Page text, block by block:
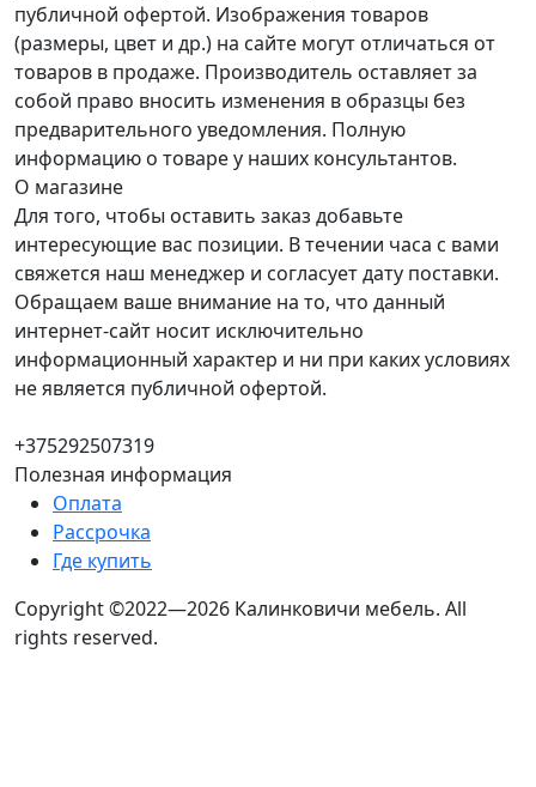
публичной офертой. Изображения товаров
(размеры, цвет и др.) на сайте могут отличаться от
товаров в продаже. Производитель оставляет за
собой право вносить изменения в образцы без
предварительного уведомления. Полную
информацию о товаре у наших консультантов.
О магазине
Для того, чтобы оставить заказ добавьте
интересующие вас позиции. В течении часа с вами
свяжется наш менеджер и согласует дату поставки.
Обращаем ваше внимание на то, что данный
интернет-сайт носит исключительно
информационный характер и ни при каких условиях
не является публичной офертой.
+375292507319
Полезная информация
Оплата
Рассрочка
Где купить
Copyright ©2022—2026 Калинковичи мебель. All
rights reserved.